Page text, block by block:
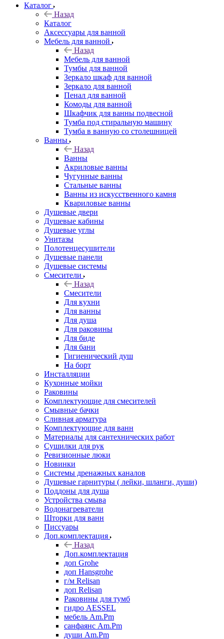
Каталог
Назад
Каталог
Аксессуары для ванной
Мебель для ванной
Назад
Мебель для ванной
Тумбы для ванной
Зеркало шкаф для ванной
Зеркало для ванной
Пенал для ванной
Комоды для ванной
Шкафчик для ванны подвесной
Тумба под стиральную машину
Тумба в ванную со столешницей
Ванны
Назад
Ванны
Акриловые ванны
Чугунные ванны
Стальные ванны
Ванны из искусственного камня
Квариловые ванны
Душевые двери
Душевые кабины
Душевые углы
Унитазы
Полотенцесушители
Душевые панели
Душевые системы
Смесители
Назад
Смесители
Для кухни
Для ванны
Для душа
Для раковины
Для биде
Для бани
Гигиенический душ
На борт
Инсталляции
Кухонные мойки
Раковины
Комплектующие для смесителей
Смывные бачки
Сливная арматура
Комплектующие для ванн
Материалы для сантехнических работ
Сушилки для рук
Ревизионные люки
Новинки
Системы дренажных каналов
Душевые гарнитуры ( лейки, шланги, души)
Поддоны для душа
Устройства смыва
Водонагреватели
Шторки для ванн
Писсуары
Доп.комплектация
Назад
Доп.комплектация
доп Grohe
доп Hansgrohe
г/м Relisan
доп Relisan
Раковины для тумб
гидро AESSEL
мебель Am.Pm
санфаянс Am.Pm
души Am.Pm